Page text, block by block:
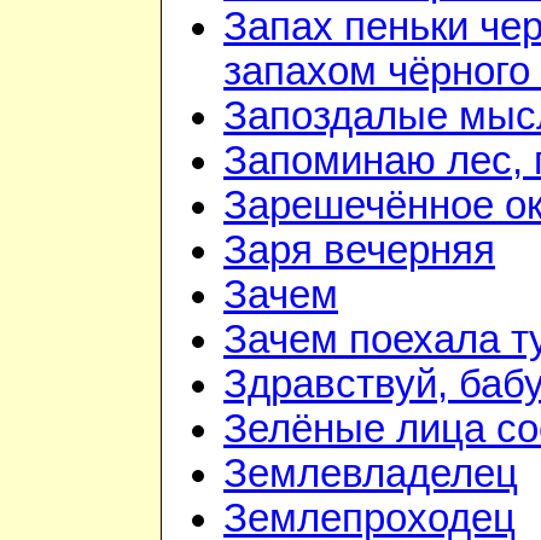
Запах пеньки
запахом
Запоздалые
Запоминаю лес,
Зарешечённое
Заря вечерняя
Зачем
Зачем поехала
Здравствуй,
Зелёные лица
Землевладелец
Землепроходец